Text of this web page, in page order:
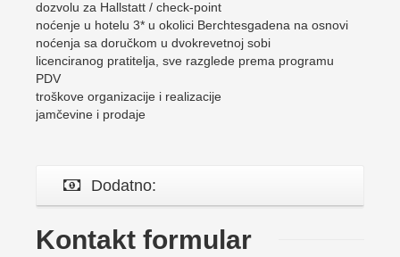
dozvolu za Hallstatt / check-point
noćenje u hotelu 3* u okolici Berchtesgadena na osnovi
noćenja sa doručkom u dvokrevetnoj sobi
licenciranog pratitelja, sve razglede prema programu
PDV
troškove organizacije i realizacije
jamčevine i prodaje
Dodatno:
Kontakt formular